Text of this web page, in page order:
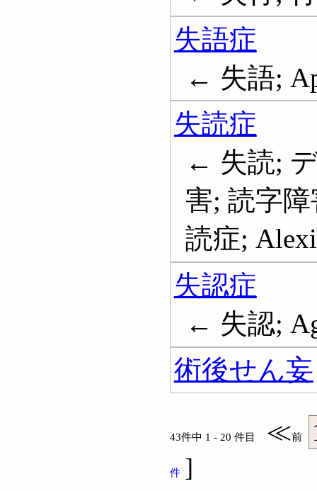
失語症
← 失語;
失読症
← 失読;
害; 読字
読症;
失認症
← 失認;
術後せん妄
43件中 1 - 20 件目 ≪前
件 ]